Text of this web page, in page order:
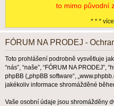
to mimo původní
* * *
FÓRUM NA PRODEJ -
Toto prohlášení podrobně vysvětluje jak
“nás”, “naše”, “FÓRUM NA PRODEJ”,
phpBB („phpBB software“,
jakékoliv informace shromážděné
Vaše osobní údaje jsou shromážděny